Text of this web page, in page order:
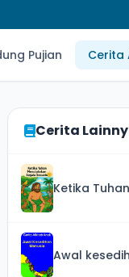
Pujian Cerita
Cerita
Ketika
Awal